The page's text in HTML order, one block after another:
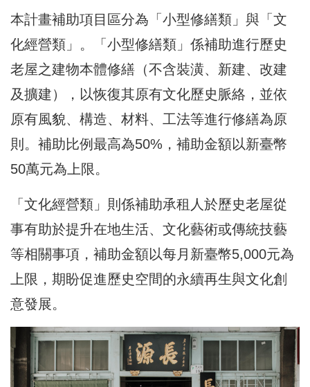
本計畫補助項目區分為「小型修繕類」與「文
化經營類」。「小型修繕類」係補助進行歷史
老屋之建物本體修繕（不含裝潢、新建、改建
及擴建），以恢復其原有文化歷史脈絡，並依
原有風貌、構造、材料、工法等進行修繕為原
則。補助比例最高為50%，補助金額以新臺幣
50萬元為上限。
「文化經營類」則係補助承租人於歷史老屋從
事有助於提升在地生活、文化藝術或傳統技藝
等相關事項，補助金額以每月新臺幣5,000元為
上限，期盼促進歷史空間的永續再生與文化創
意發展。